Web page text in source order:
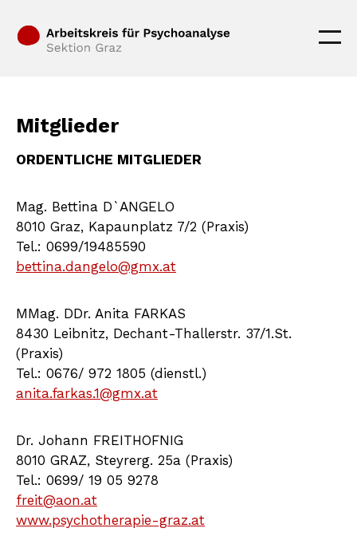
Mitglieder
ORDENTLICHE MITGLIEDER
Mag. Bettina D`ANGELO
8010 Graz, Kapaunplatz 7/2 (Praxis)
Tel.: 0699/19485590
bettina.dangelo@gmx.at
MMag. DDr. Anita FARKAS
8430 Leibnitz, Dechant-Thallerstr. 37/1.St.
(Praxis)
Tel.: 0676/ 972 1805 (dienstl.)
anita.farkas.1@gmx.at
Dr. Johann FREITHOFNIG
8010 GRAZ, Steyrerg. 25a (Praxis)
Tel.: 0699/ 19 05 9278
freit@aon.at
www.psychotherapie-graz.at